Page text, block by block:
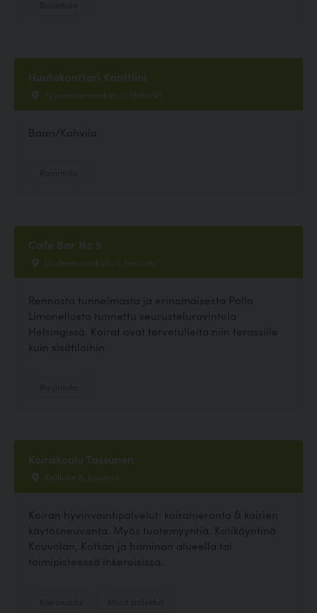
Huutokonttori Kanttiini
Tyynenmenrenkatu 1, Helsinki
Baari/Kahvila
Cafe Bar No 9
Uudenmaankatu 9, Helsinki
Rennosta tunnelmasta ja erinomaisesta Pollo
Limonellosta tunnettu seurusteluravintola
Helsingissä. Koirat ovat tervetulleita niin terassille
kuin sisätiloihin.
Koirakoulu Tassunen
Kalliotie 5, Kouvola
Koiran hyvinvointipalvelut: koirahieronta & koirien
käytösneuvonta. Myös tuotemyyntiä. Kotikäyntinä
Kouvolan, Kotkan ja haminan alueella tai
toimipisteessä inkeroisissa.